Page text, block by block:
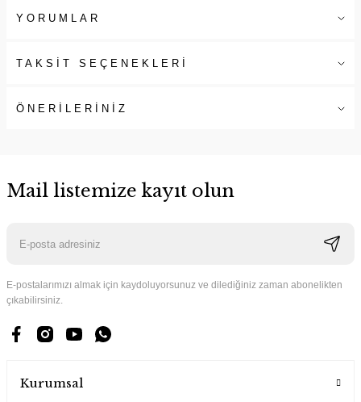
YORUMLAR
TAKSİT SEÇENEKLERİ
ÖNERİLERİNİZ
Mail listemize kayıt olun
E-postalarımızı almak için kaydoluyorsunuz ve dilediğiniz zaman abonelikten
çıkabilirsiniz.
Kurumsal